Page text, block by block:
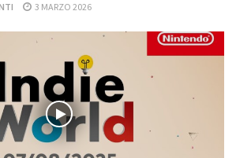
3 MARZO 2026